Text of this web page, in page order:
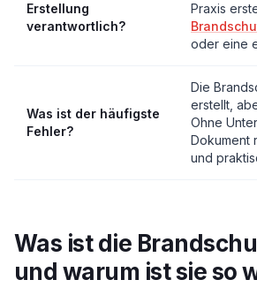
Erstellung
verantwortlich?
Praxis
oder eine
Was ist der häufigste
Fehler?
Die
erstellt,
Ohne
Dokument
und
Was ist die
und warum ist sie so